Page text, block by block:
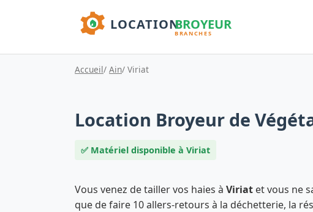
Accueil/ Ain/ Viriat
Location Broyeur de
✅ Matériel disponible à Viriat
Vous venez de tailler vos haies à Viriat et vous ne
que de faire 10 allers-retours à la déchetterie, la